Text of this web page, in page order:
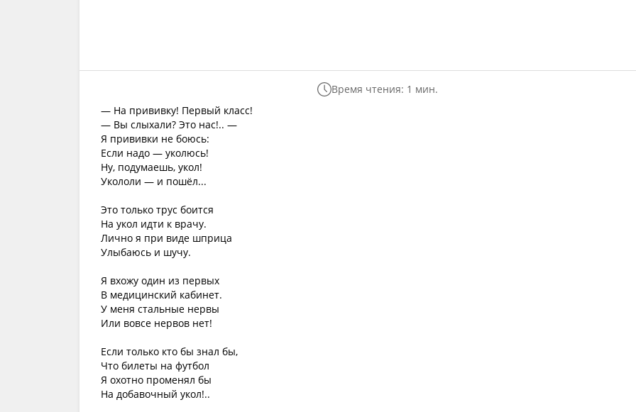
Время чтения: 1 мин.
— На прививку! Первый класс!
— Вы слыхали? Это нас!.. —
Я прививки не боюсь:
Если надо — уколюсь!
Ну, подумаешь, укол!
Укололи — и пошёл...
Это только трус боится
На укол идти к врачу.
Лично я при виде шприца
Улыбаюсь и шучу.
Я вхожу один из первых
В медицинский кабинет.
У меня стальные нервы
Или вовсе нервов нет!
Если только кто бы знал бы,
Что билеты на футбол
Я охотно променял бы
На добавочный укол!..